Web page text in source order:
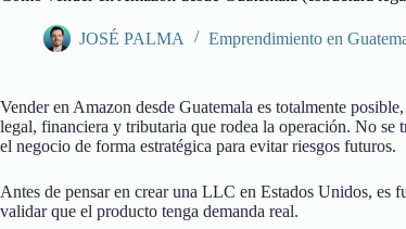
JOSÉ PALMA Emprendimiento en
Vender en Amazon desde Guatemala es totalmente
legal, financiera y tributaria que rodea la operación. No se
el negocio de forma estratégica para evitar riesgos futuros.
Antes de pensar en crear una LLC en Estados Unidos, es
validar que el producto tenga demanda real.